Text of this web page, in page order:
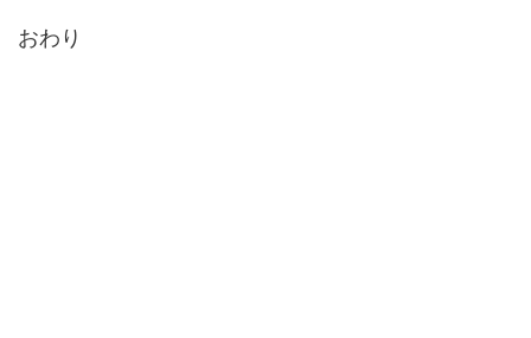
おわり